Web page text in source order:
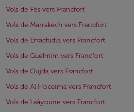
Vols de Fès vers Francfort
Vols de Marrakech vers Francfort
Vols de Errachidia vers Francfort
Vols de Guelmim vers Francfort
Vols de Oujda vers Francfort
Vols de Al Hoceïma vers Francfort
Vols de Laâyoune vers Francfort